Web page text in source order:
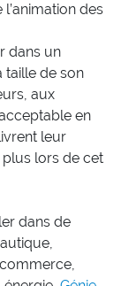
des
dans un
taille de son
aux
en
leur
lors de cet
dans de